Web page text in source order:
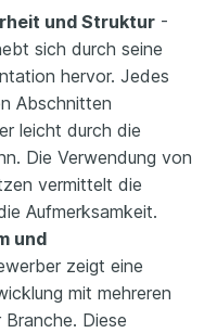
und Struktur -
sich durch seine
hervor. Jedes
Abschnitten
leicht durch die
Die Verwendung von
vermittelt die
Aufmerksamkeit.
und
zeigt eine
mit mehreren
Diese